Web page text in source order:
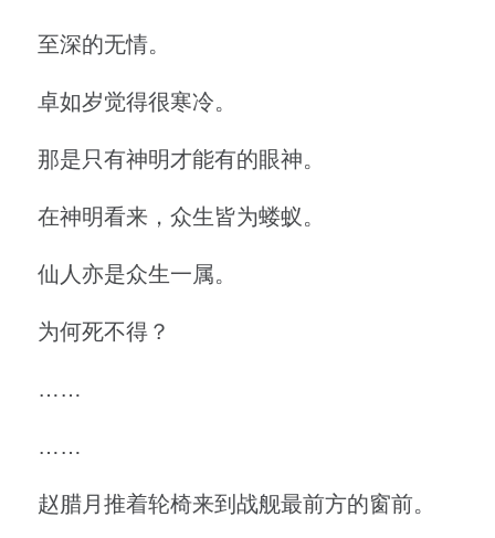
至深的无情。
卓如岁觉得很寒冷。
那是只有神明才能有的眼神。
在神明看来，众生皆为蝼蚁。
仙人亦是众生一属。
为何死不得？
……
……
赵腊月推着轮椅来到战舰最前方的窗前。